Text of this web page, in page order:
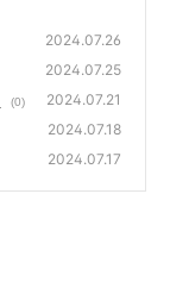
2024.07.26
2024.07.25
(0) 2024.07.21
2024.07.18
2024.07.17